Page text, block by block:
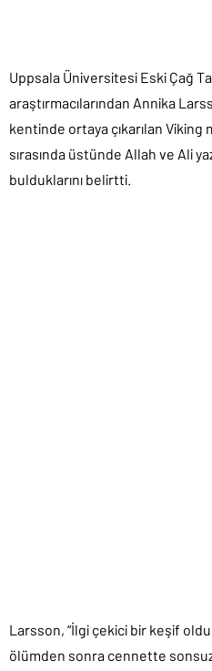
Uppsala Üniversitesi Eski Çağ
araştırmacılarından Annika
kentinde ortaya çıkarılan
sırasında üstünde Allah ve Ali
bulduklarını belirtti.
Larsson, “İlgi çekici bir keşif
ölümden sonra cennette sonsuz